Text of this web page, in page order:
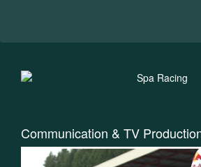
Communication & TV